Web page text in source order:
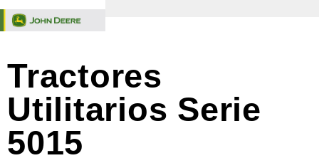
Tractores
Utilitarios Serie
5015